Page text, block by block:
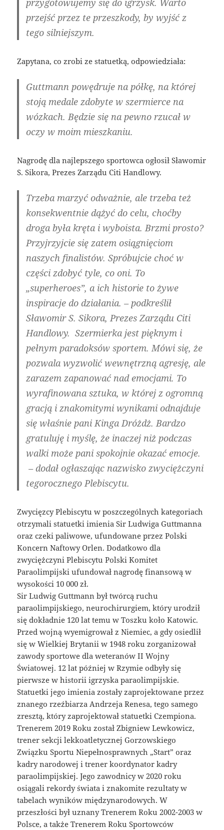
przygotowujemy się do igrzysk. Warto
przejść przez te przeszkody, by wyjść z
tego silniejszym.
Zapytana, co zrobi ze statuetką, odpowiedziała:
Guttmann powędruje na półkę, na której
stoją medale zdobyte w szermierce na
wózkach. Będzie się na pewno rzucał w
oczy w moim mieszkaniu.
Nagrodę dla najlepszego sportowca ogłosił Sławomir
S. Sikora, Prezes Zarządu Citi Handlowy.
Trzeba marzyć odważnie, ale trzeba też
konsekwentnie dążyć do celu, choćby
droga była kręta i wyboista. Brzmi prosto?
Przyjrzyjcie się zatem osiągnięciom
naszych finalistów. Spróbujcie choć w
części zdobyć tyle, co oni. To
„superheroes”, a ich historie to żywe
inspiracje do działania. – podkreślił
Sławomir S. Sikora, Prezes Zarządu Citi
Handlowy. Szermierka jest pięknym i
pełnym paradoksów sportem. Mówi się, że
pozwala wyzwolić wewnętrzną agresję, ale
zarazem zapanować nad emocjami. To
wyrafinowana sztuka, w której z ogromną
gracją i znakomitymi wynikami odnajduje
się właśnie pani Kinga Dróżdż. Bardzo
gratuluję i myślę, że inaczej niż podczas
walki może pani spokojnie okazać emocje.
– dodał ogłaszając nazwisko zwyciężczyni
tegorocznego Plebiscytu.
Zwycięzcy Plebiscytu w poszczególnych kategoriach
otrzymali statuetki imienia Sir Ludwiga Guttmanna
oraz czeki paliwowe, ufundowane przez Polski
Koncern Naftowy Orlen. Dodatkowo dla
zwyciężczyni Plebiscytu Polski Komitet
Paraolimpijski ufundował nagrodę finansową w
wysokości 10 000 zł.
Sir Ludwig Guttmann był twórcą ruchu
paraolimpijskiego, neurochirurgiem, który urodził
się dokładnie 120 lat temu w Toszku koło Katowic.
Przed wojną wyemigrował z Niemiec, a gdy osiedlił
się w Wielkiej Brytanii w 1948 roku zorganizował
zawody sportowe dla weteranów II Wojny
Światowej. 12 lat później w Rzymie odbyły się
pierwsze w historii igrzyska paraolimpijskie.
Statuetki jego imienia zostały zaprojektowane przez
znanego rzeźbiarza Andrzeja Renesa, tego samego
zresztą, który zaprojektował statuetki Czempiona.
Trenerem 2019 Roku został Zbigniew Lewkowicz,
trener sekcji lekkoatletycznej Gorzowskiego
Związku Sportu Niepełnosprawnych „Start” oraz
kadry narodowej i trener koordynator kadry
paraolimpijskiej. Jego zawodnicy w 2020 roku
osiągali rekordy świata i znakomite rezultaty w
tabelach wyników międzynarodowych. W
przeszłości był uznany Trenerem Roku 2002-2003 w
Polsce, a także Trenerem Roku Sportowców